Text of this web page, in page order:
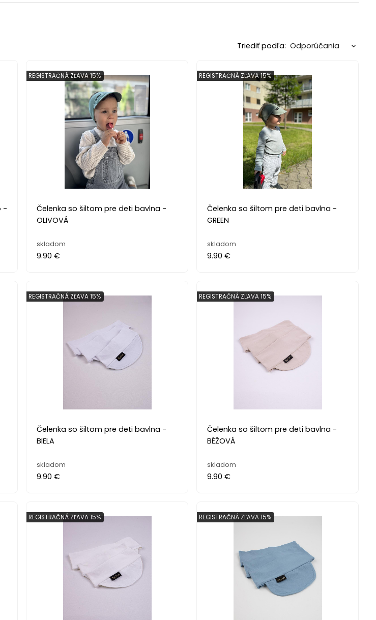
Triediť podľa:
-
Čelenka so šiltom pre deti bavlna -
OLIVOVÁ
REGISTRAČNÁ ZĽAVA 15%
skladom
9.90 €
Čelenka so šiltom pre deti bavlna -
GREEN
REGISTRAČNÁ ZĽAVA 15%
skladom
9.90 €
Čelenka so šiltom pre deti bavlna -
BIELA
REGISTRAČNÁ ZĽAVA 15%
skladom
9.90 €
Čelenka so šiltom pre deti bavlna -
BÉŽOVÁ
REGISTRAČNÁ ZĽAVA 15%
skladom
9.90 €
REGISTRAČNÁ ZĽAVA 15% REGISTRAČNÁ ZĽAVA 15%